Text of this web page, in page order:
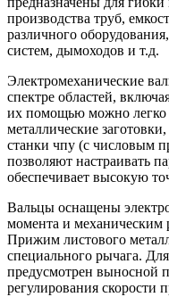
производства труб,
различного
систем, дымоходов и т.д.
Электромеханические
спектре областей,
их помощью можно легко
металлические
станки чпу (с числовым
позволяют настраивать
обеспечивает высокую
Вальцы оснащены
момента и механическим
Прижим листового
специального рычага.
предусмотрен выносной
регулирования скорости